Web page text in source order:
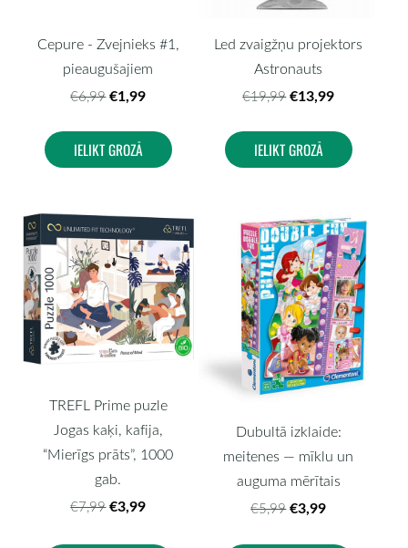
Cepure - Zvejnieks #1,
pieaugušajiem
€6,99 €1,99
IELIKT GROZĀ
Led zvaigžņu projektors
Astronauts
€19,99 €13,99
IELIKT GROZĀ
TREFL Prime puzle
Jogas kaķi, kafija,
“Mierīgs prāts”, 1000
gab.
€7,99 €3,99
Dubultā izklaide:
meitenes — mīklu un
auguma mērītais
€5,99 €3,99